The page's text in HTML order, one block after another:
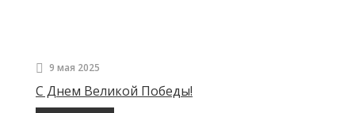
9 мая 2025
С Днем Великой Победы!